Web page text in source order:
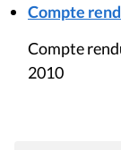
Compte
Compte
2010